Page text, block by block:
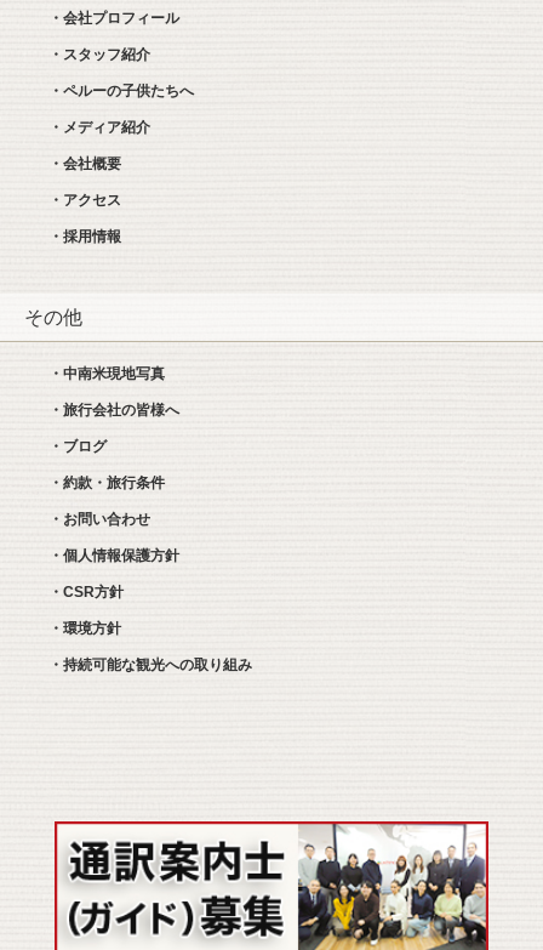
・会社プロフィール
・スタッフ紹介
・ペルーの子供たちへ
・メディア紹介
・会社概要
・アクセス
・採用情報
その他
・中南米現地写真
・旅行会社の皆様へ
・ブログ
・約款・旅行条件
・お問い合わせ
・個人情報保護方針
・CSR方針
・環境方針
・持続可能な観光への取り組み